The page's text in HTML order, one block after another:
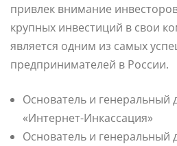
привлек внимание
крупных инвестиций в свои
является одним из самых
предпринимателей в России.
Основатель и генеральный
«Интернет-Инкассация»
Основатель и генеральный